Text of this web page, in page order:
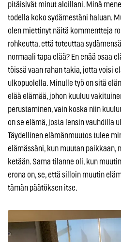
pitäisivät minut aloillani. Minä
todella koko sydämestäni haluan.
olen miettinyt näitä kommentteja
rohkeutta, että toteuttaa
normaali tapa elää? En enää osaa
töissä vaan rahan takia, jotta voisi
ulkopuolella. Minulle työ on sitä
elää elämää, johon kuuluu
perustaminen, vain koska niin
on se elämä, josta lensin vauhdilla
Täydellinen elämänmuutos tulee
elämässäni, kun muutan paikkaan,
ketään. Sama tilanne oli, kun
erona on, se, että silloin muutin
tämän päätöksen itse.